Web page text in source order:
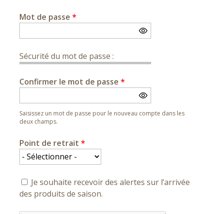
Mot de passe *
Sécurité du mot de passe :
Confirmer le mot de passe *
Saisissez un mot de passe pour le nouveau compte dans les
deux champs.
Point de retrait *
Je souhaite recevoir des alertes sur l’arrivée
des produits de saison.